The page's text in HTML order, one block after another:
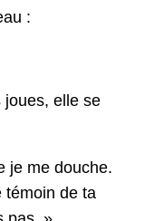
:
joues, elle se
je me douche.
témoin de ta